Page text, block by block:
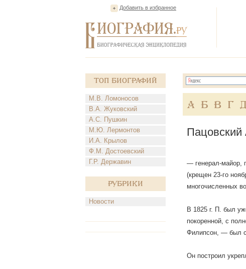
Добавить в избранное
Топ Биографий
М.В. Ломоносов
В.А. Жуковский
А.С. Пушкин
М.Ю. Лермонтов
И.А. Крылов
Ф.М. Достоевский
Г.Р. Державин
Рубрики
Новости
А Б В Г
Пацовский
— генерал-майор,
(крещен 23-го
многочисленных
В 1825 г. П. был
покоренной, с
Филипсон, — был
Он построил